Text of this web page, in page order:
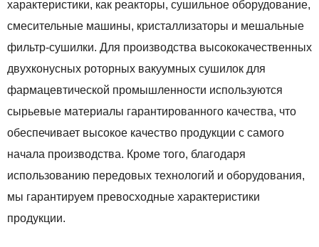
характеристики, как реакторы, сушильное оборудование,
смесительные машины, кристаллизаторы и мешальные
фильтр-сушилки. Для производства высококачественных
двухконусных роторных вакуумных сушилок для
фармацевтической промышленности используются
сырьевые материалы гарантированного качества, что
обеспечивает высокое качество продукции с самого
начала производства. Кроме того, благодаря
использованию передовых технологий и оборудования,
мы гарантируем превосходные характеристики
продукции.